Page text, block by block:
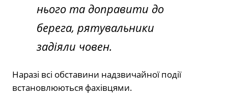
нього та доправити до
берега, рятувальники
задіяли човен.
Наразі всі обставини надзвичайної події
встановлюються фахівцями.